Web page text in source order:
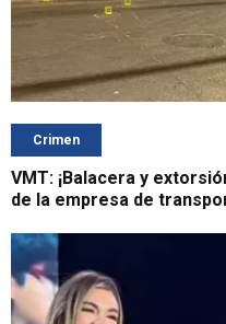
Crimen
VMT: ¡Balacera y
de la empresa de